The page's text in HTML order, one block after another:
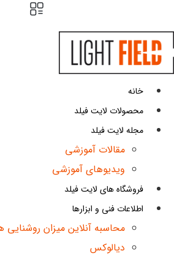
به
محتوا
خانه
محصولات لایت فیلد
مجله لایت فیلد
مقالات آموزشی
ویدیوهای آموزشی
فروشگاه های لایت فیلد
اطلاعات فنی و ابزارها
محاسبه آنلاین میزان روشنایی
دیالوکس